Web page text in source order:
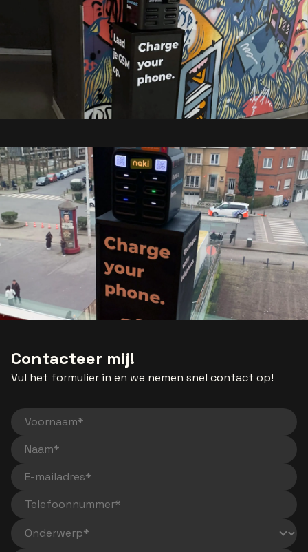
Contacteer mij!
Vul het formulier in en we nemen snel contact op!